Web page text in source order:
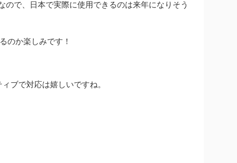
で、日本で実際に使用できるのは来年になりそう
のか楽しみです！
ブで対応は嬉しいですね。